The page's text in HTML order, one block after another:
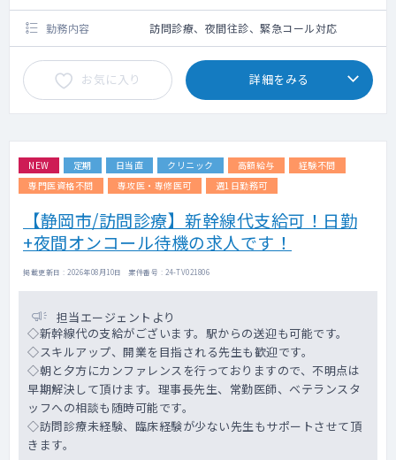
勤務内容 訪問診療、夜間往診、緊急コール対応
お気に入り 詳細をみる
NEW 定期 日当直 クリニック 高額給与
経験不問
専門医資格不問
専攻医・専修医可 週1日勤務可
【静岡市/訪問診療】新幹線代支給可！日勤
+夜間オンコール待機の求人です！
掲載更新日 : 2026年08月10日 案件番号 : 24-TV021806
担当エージェントより
◇新幹線代の支給がございます。駅からの送迎も可能です。
◇スキルアップ、開業を目指される先生も歓迎です。
◇朝と夕方にカンファレンスを行っておりますので、不明点は
早期解決して頂けます。理事長先生、常勤医師、ベテランスタ
ッフへの相談も随時可能です。
◇訪問診療未経験、臨床経験が少ない先生もサポートさせて頂
きます。